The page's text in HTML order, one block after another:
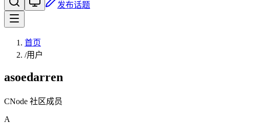
发布话题
首页
/用户
asoedarren
CNode 社区成员
A